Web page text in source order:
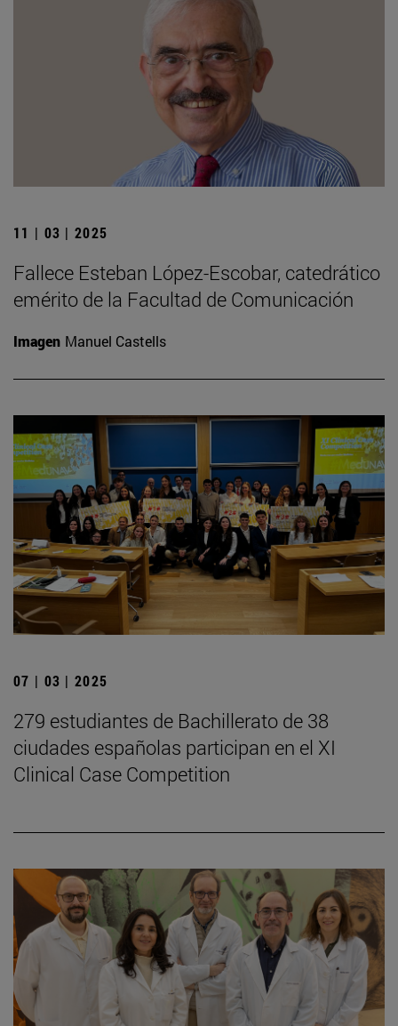
11 | 03 | 2025
Fallece Esteban López-Escobar, catedrático
emérito de la Facultad de Comunicación
Imagen Manuel Castells
07 | 03 | 2025
279 estudiantes de Bachillerato de 38
ciudades españolas participan en el XI
Clinical Case Competition